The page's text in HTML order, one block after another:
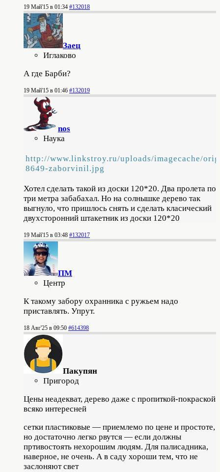
19 Май'15 в 01:34 #132018
Заец
Иглаково
А где Барби?
19 Май'15 в 01:46 #132019
nos
Наука
http://www.linkstroy.ru/uploads/imagecache/
8649-zaborvinil.jpg
Хотел сделать такой из доски 120*20. Два пролета по
три метра забабахал. Но на солнышке дерево так
выгнуло, что пришлось снять и сделать класический
двухсторонний штакетник из доски 120*20
19 Май'15 в 03:48 #132017
ПМ
Центр
К такому забору охранника с ружьем надо
приставлять. Упрут.
18 Авг'25 в 09:50 #614398
Пакупян
Пригород
Цены неадекват, дерево даже с пропиткой-покраской
всяко интересней
сетки пластиковые — приемлемо по цене и простоте,
но достаточно легко рвутся — если должны
пртивостоять нехорошим людям. Для палисадника,
наверное, не очень. А в саду хороши тем, что не
заслоняют свет